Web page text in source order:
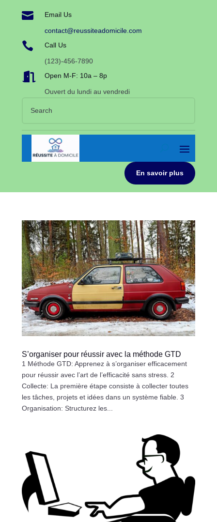
 Email Us
contact@reussiteadomicile.com
 Call Us
(123)-456-7890
 Open M-F: 10a – 8p
Ouvert du lundi au vendredi
En savoir plus
S’organiser pour réussir avec la méthode GTD
1 Méthode GTD: Apprenez à s’organiser efficacement
pour réussir avec l’art de l’efficacité sans stress. 2
Collecte: La première étape consiste à collecter toutes
les tâches, projets et idées dans un système fiable. 3
Organisation: Structurez les...